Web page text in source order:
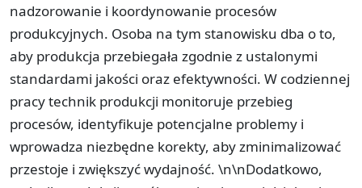
nadzorowanie i koordynowanie procesów
produkcyjnych. Osoba na tym stanowisku dba o to,
aby produkcja przebiegała zgodnie z ustalonymi
standardami jakości oraz efektywności. W codziennej
pracy technik produkcji monitoruje przebieg
procesów, identyfikuje potencjalne problemy i
wprowadza niezbędne korekty, aby zminimalizować
przestoje i zwiększyć wydajność. \n\nDodatkowo,